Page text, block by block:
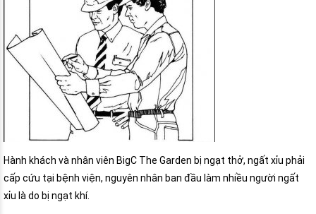
Hành khách và nhân viên BigC The Garden bị ngạt thở, ngất xỉu phải
cấp cứu tại bệnh viện, nguyên nhân ban đầu làm nhiều người ngất
xỉu là do bị ngạt khí.